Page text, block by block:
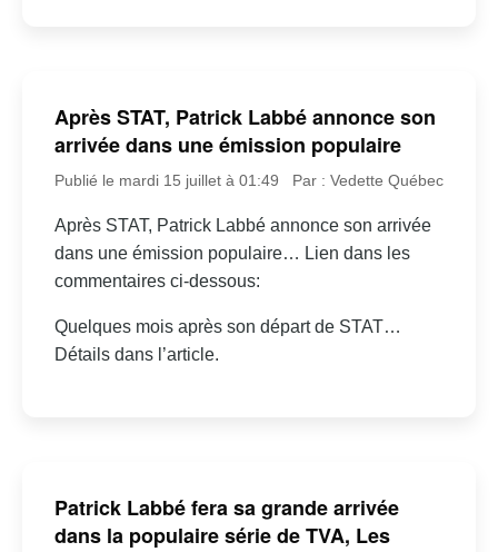
Après STAT, Patrick Labbé annonce son
arrivée dans une émission populaire
Publié le mardi 15 juillet à 01:49 Par : Vedette Québec
Après STAT, Patrick Labbé annonce son arrivée
dans une émission populaire… Lien dans les
commentaires ci-dessous:
Quelques mois après son départ de STAT…
Détails dans l’article.
Patrick Labbé fera sa grande arrivée
dans la populaire série de TVA, Les